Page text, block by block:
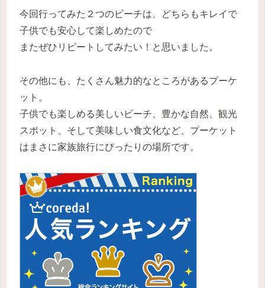
今回行ってみた２つのビーチは、どちらもキレイで
子供でも安心して楽しめたので
またぜひリピートしてみたい！と思いました。
その他にも、たくさん魅力的なところがあるプーケ
ット。
子供でも楽しめる美しいビーチ、豊かな自然、観光
スポット、そして美味しい食文化など、プーケット
はまさに家族旅行にぴったりの場所です。